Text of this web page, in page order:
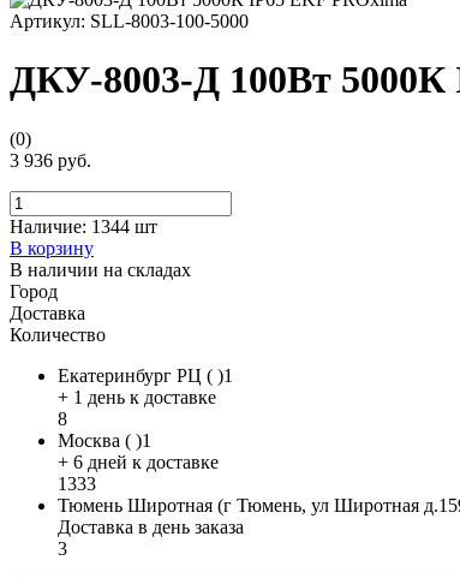
Артикул: SLL-8003-100-5000
ДКУ-8003-Д 100Вт 5000К
(0)
3 936 руб.
Наличие: 1344 шт
В корзину
В наличии на складах
Город
Доставка
Количество
Екатеринбург РЦ ( )1
+ 1 день к доставке
8
Москва ( )1
+ 6 дней к доставке
1333
Тюмень Широтная (г Тюмень, ул Широтная
Доставка в день заказа
3